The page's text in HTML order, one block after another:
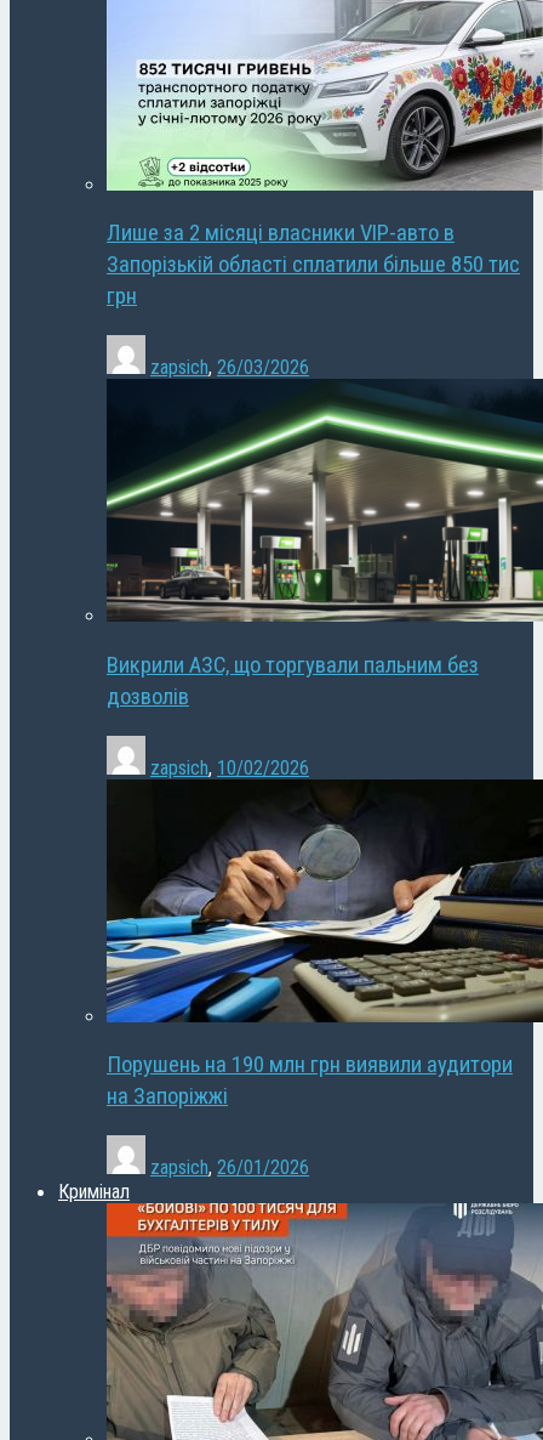
Лише за 2 місяці власники VIP-авто в
Запорізькій області сплатили більше 850 тис
грн
zapsich, 26/03/2026
Викрили АЗС, що торгували пальним без
дозволів
zapsich, 10/02/2026
Порушень на 190 млн грн виявили аудитори
на Запоріжжі
zapsich, 26/01/2026
Кримінал